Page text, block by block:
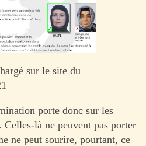
sur le site du
porte donc sur les
Celles-là ne peuvent pas porter
ne peut sourire, pourtant, ce